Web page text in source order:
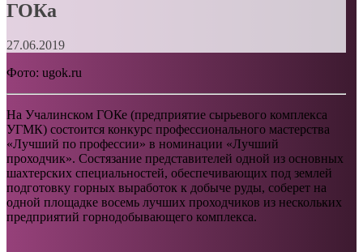
ГОКа
27.06.2019
Фото: ugok.ru
На Учалинском ГОКе (предприятие сырьевого комплекса
УГМК) состоится конкурс профессионального мастерства
«Лучший по профессии» в номинации «Лучший
проходчик». Состязание представителей одной из основных
шахтерских специальностей, обеспечивающих под землей
подготовку горных выработок к добыче руды, соберет на
одной площадке восемь лучших проходчиков из нескольких
предприятий горнодобывающего комплекса.